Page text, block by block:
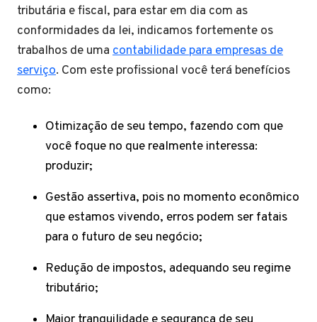
tributária e fiscal, para estar em dia com as
conformidades da lei, indicamos fortemente os
trabalhos de uma contabilidade para empresas de
serviço. Com este profissional você terá benefícios
como:
Otimização de seu tempo, fazendo com que
você foque no que realmente interessa:
produzir;
Gestão assertiva, pois no momento econômico
que estamos vivendo, erros podem ser fatais
para o futuro de seu negócio;
Redução de impostos, adequando seu regime
tributário;